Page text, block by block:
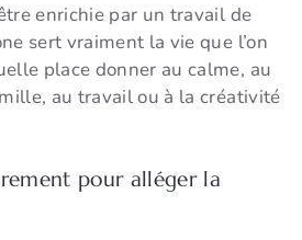
enrichie par un travail de
sert vraiment la vie que l’on
place donner au calme, au
au travail ou à la créativité
pour alléger la